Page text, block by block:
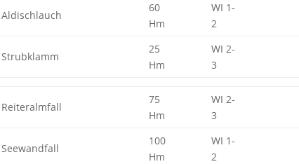
Aldischlauch
60
Hm
WI 1-
2
Strubklamm
25
Hm
WI 2-
3
Reiteralmfall
75
Hm
WI 2-
3
Seewandfall
100
Hm
WI 1-
2